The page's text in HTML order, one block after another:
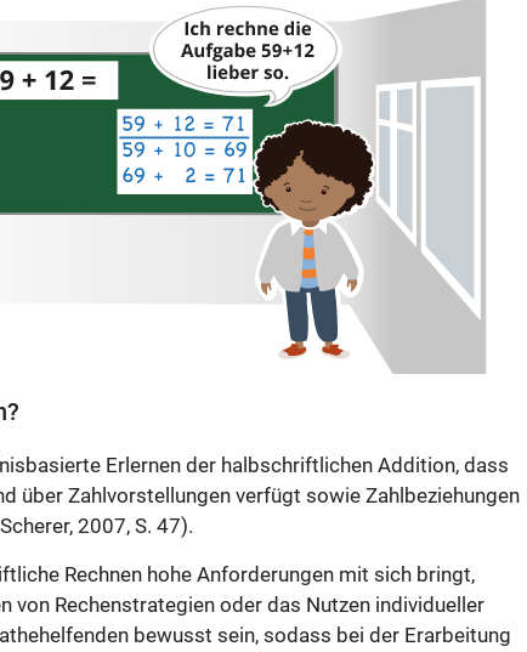
Erlernen der halbschriftlichen Addition, dass
über Zahlvorstellungen verfügt sowie Zahlbeziehungen
2007, S. 47).
Rechnen hohe Anforderungen mit sich bringt,
von Rechenstrategien oder das Nutzen individueller
bewusst sein, sodass bei der Erarbeitung